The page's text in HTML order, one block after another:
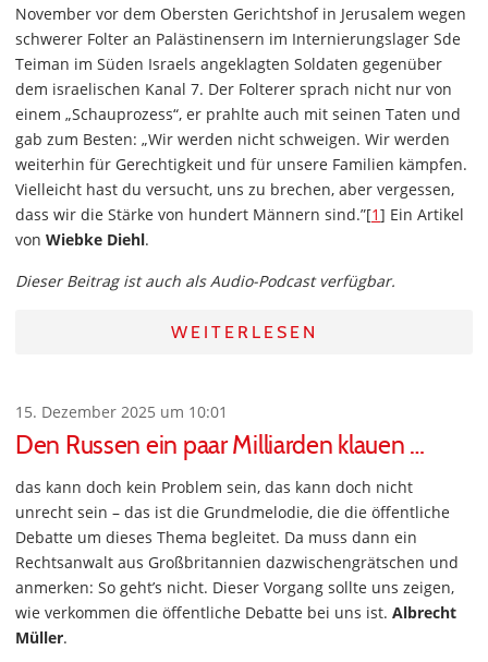
November vor dem Obersten Gerichtshof in Jerusalem wegen
schwerer Folter an Palästinensern im Internierungslager Sde
Teiman im Süden Israels angeklagten Soldaten gegenüber
dem israelischen Kanal 7. Der Folterer sprach nicht nur von
einem „Schauprozess“, er prahlte auch mit seinen Taten und
gab zum Besten: „Wir werden nicht schweigen. Wir werden
weiterhin für Gerechtigkeit und für unsere Familien kämpfen.
Vielleicht hast du versucht, uns zu brechen, aber vergessen,
dass wir die Stärke von hundert Männern sind.”[1] Ein Artikel
von Wiebke Diehl.
Dieser Beitrag ist auch als Audio-Podcast verfügbar.
WEITERLESEN
15. Dezember 2025 um 10:01
Den Russen ein paar Milliarden klauen …
das kann doch kein Problem sein, das kann doch nicht
unrecht sein – das ist die Grundmelodie, die die öffentliche
Debatte um dieses Thema begleitet. Da muss dann ein
Rechtsanwalt aus Großbritannien dazwischengrätschen und
anmerken: So geht’s nicht. Dieser Vorgang sollte uns zeigen,
wie verkommen die öffentliche Debatte bei uns ist. Albrecht
Müller.